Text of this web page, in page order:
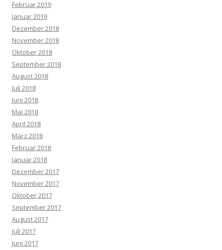
Februar 2019
Januar 2019
Dezember 2018
November 2018
Oktober 2018
September 2018
August 2018
Juli 2018
Juni 2018
Mai 2018
April 2018
März 2018
Februar 2018
Januar 2018
Dezember 2017
November 2017
Oktober 2017
September 2017
August 2017
Juli 2017
Juni 2017